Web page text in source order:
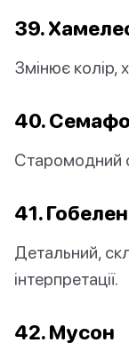
39.
Змінює колір,
40.
Старомодний
41. Гобелен
Детальний,
інтерпретації.
42. Мусон